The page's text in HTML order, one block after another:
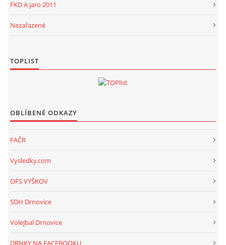
FKD A jaro 2011
Nezařazené
TOPLIST
OBLÍBENÉ ODKAZY
FAČR
Vysledky.com
OFS VYŠKOV
SDH Drnovice
Volejbal Drnovice
DRNKY NA FACEBOOKU